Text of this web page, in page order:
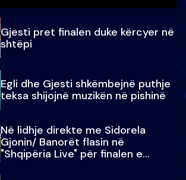
Gjesti pret finalen duke kërcyer në
shtëpi
Egli dhe Gjesti shkëmbejnë puthje
teksa shijojnë muzikën në pishinë
Në lidhje direkte me Sidorela
Gjonin/ Banorët flasin në
"Shqipëria Live" për finalen e